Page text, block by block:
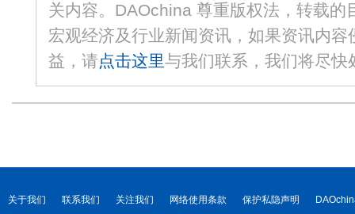
关内容。DAOchina 尊重版权法，转载的
宏观经济及行业新闻资讯，如果资讯内
益，请点击这里与我们联系，我们将尽快
关于我们 联系我们 关注我们 网络使用条款 保护私隐声明